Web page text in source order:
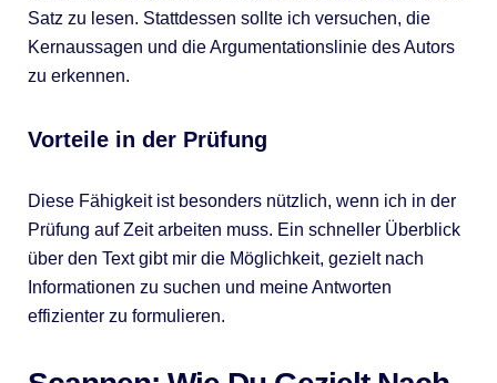
Satz zu lesen. Stattdessen sollte ich versuchen, die
Kernaussagen und die Argumentationslinie des Autors
zu erkennen.
Vorteile in der Prüfung
Diese Fähigkeit ist besonders nützlich, wenn ich in der
Prüfung auf Zeit arbeiten muss. Ein schneller Überblick
über den Text gibt mir die Möglichkeit, gezielt nach
Informationen zu suchen und meine Antworten
effizienter zu formulieren.